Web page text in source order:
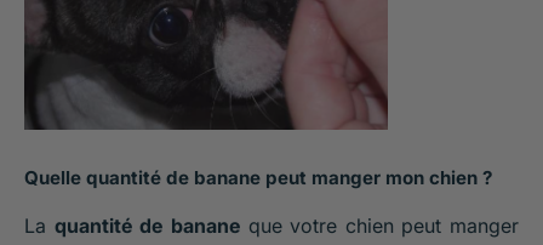
Quelle quantité de banane peut manger mon chien ?
La quantité de bananeque votre chien peut manger